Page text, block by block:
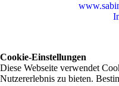
Cookie-Einstellungen
Diese Webseite verwendet
Nutzererlebnis zu bieten.